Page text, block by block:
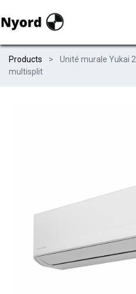
Products
Unité murale Yukai
multisplit